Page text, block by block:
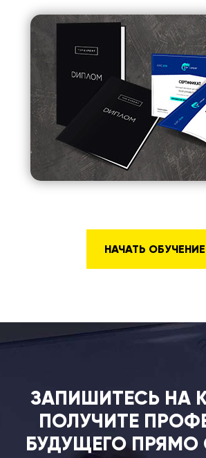
НАЧАТЬ ОБУЧЕНИЕ
ЗАПИШИТЕСЬ НА
ПОЛУЧИТЕ
БУДУЩЕГО ПРЯМО